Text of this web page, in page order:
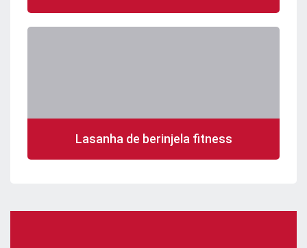
Lasanha de berinjela fitness